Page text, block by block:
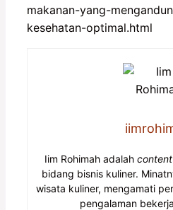
makanan-yang-
kesehatan-optimal.html
Iim Rohimah adalah
bidang bisnis kuliner.
wisata kuliner, mengamati
pengalaman